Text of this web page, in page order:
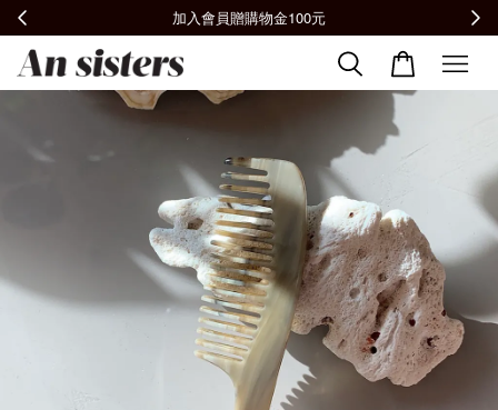
全館滿2000免運📦